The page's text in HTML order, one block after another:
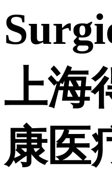
上海
康医